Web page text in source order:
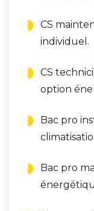
CS
individuel.
CS
option
Bac pro
Bac pro